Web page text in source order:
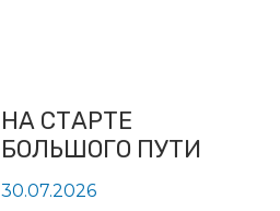
НА СТАРТЕ
БОЛЬШОГО ПУТИ
30.07.2026